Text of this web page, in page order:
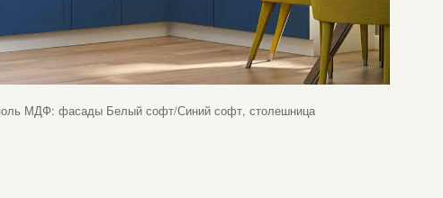
МДФ: фасады Белый софт/Синий софт, столешница